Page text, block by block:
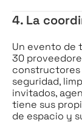
4. La
Un evento de
30
constructores
seguridad,
invitados,
tiene sus
de espacio y